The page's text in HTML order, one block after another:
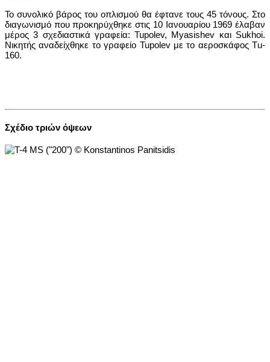
Το συνολικό βάρος του οπλισμού θα έφτανε τους 45 τόνους. Στο
διαγωνισμό που προκηρύχθηκε στις 10 Ιανουαρίου 1969 έλαβαν
μέρος 3 σχεδιαστικά γραφεία: Tupolev, Myasishev και Sukhoi.
Νικητής αναδείχθηκε το γραφείο Tupolev με το αεροσκάφος Τu-
160.
Σχέδιο τριών όψεων